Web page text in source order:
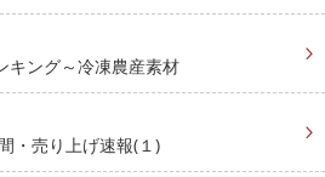
キング～冷凍農産素材
・売り上げ速報(１)